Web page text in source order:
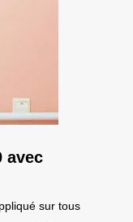
avec
sur tous